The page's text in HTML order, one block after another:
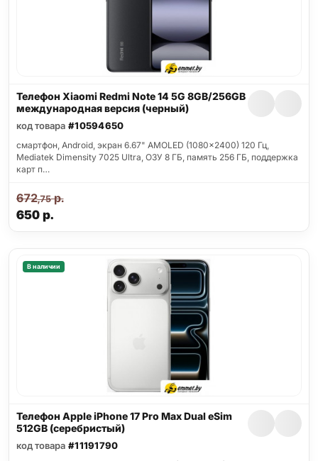
Телефон Xiaomi Redmi Note 14 5G 8GB/256GB
международная версия (черный)
код товара #10594650
смартфон, Android, экран 6.67" AMOLED (1080x2400) 120 Гц,
Mediatek Dimensity 7025 Ultra, ОЗУ 8 ГБ, память 256 ГБ, поддержка
карт п…
650р.
672,75р.
В наличии
Телефон Apple iPhone 17 Pro Max Dual eSim
512GB (серебристый)
код товара #11191790